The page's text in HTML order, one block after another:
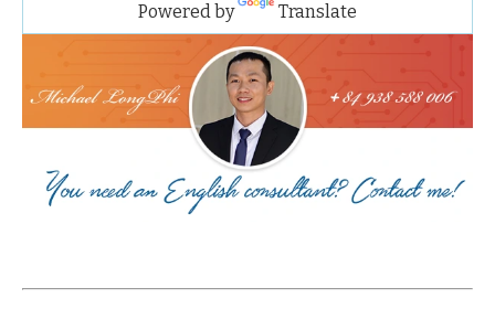
Powered by Translate